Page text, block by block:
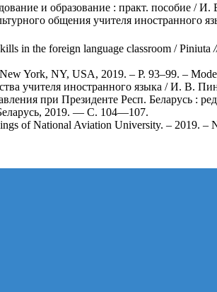
и образование : практ. пособие /
общения учителя
in the foreign language classroom / Piniuta
York, NY, USA, 2019. – P. 93–99. – Mode
учителя иностранного языка / И. В.
при Президенте Респ. Беларусь
2019. — С. 104—107.
of National Aviation University. – 2019. –